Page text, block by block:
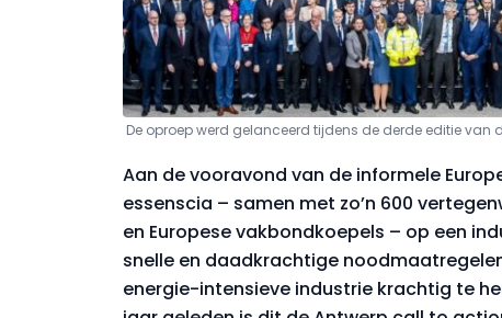
De oproep werd gelanceerd tijdens de derde editie van
Aan de vooravond van de informele
essenscia – samen met zo’n 600
en Europese vakbondkoepels – op een
snelle en daadkrachtige
energie-intensieve industrie krachtig te